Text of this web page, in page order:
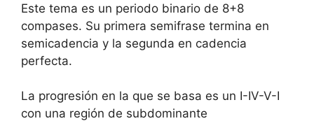
Este tema es un periodo binario de 8+8
compases. Su primera semifrase termina en
semicadencia y la segunda en cadencia
perfecta.
La progresión en la que se basa es un I-IV-V-I
con una región de subdominante